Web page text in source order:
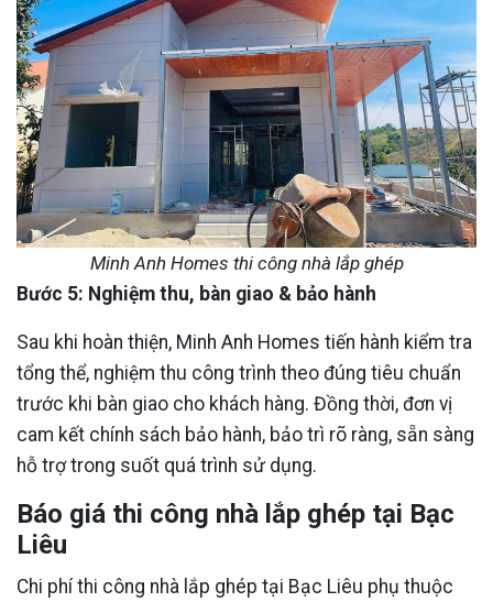
Minh Anh Homes thi công nhà lắp ghép
Bước 5: Nghiệm thu, bàn giao & bảo hành
Sau khi hoàn thiện, Minh Anh Homes tiến hành kiểm tra
tổng thể, nghiệm thu công trình theo đúng tiêu chuẩn
trước khi bàn giao cho khách hàng. Đồng thời, đơn vị
cam kết chính sách bảo hành, bảo trì rõ ràng, sẵn sàng
hỗ trợ trong suốt quá trình sử dụng.
Báo giá thi công nhà lắp ghép tại Bạc
Liêu
Chi phí thi công nhà lắp ghép tại Bạc Liêu phụ thuộc